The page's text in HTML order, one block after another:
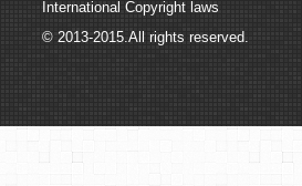
International Copyright laws
© 2013-2015.All rights reserved.